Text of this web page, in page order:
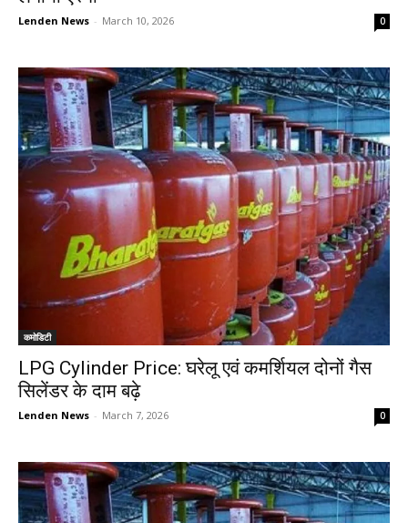
Lenden News - March 10, 2026 0
कमोडिटी
LPG Cylinder Price: घरेलू एवं कमर्शियल दोनों गैस
सिलेंडर के दाम बढ़े
Lenden News - March 7, 2026 0